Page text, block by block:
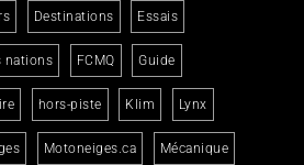
Destinations Essais
nations FCMQ Guide
hors-piste Klim Lynx
Motoneiges.ca Mécanique